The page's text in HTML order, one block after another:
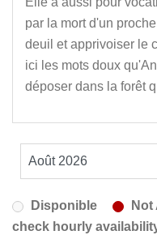
par la mort d'un
deuil et apprivoiser le
ici les mots doux
déposer dans la forêt
Disponible
Not
check hourly